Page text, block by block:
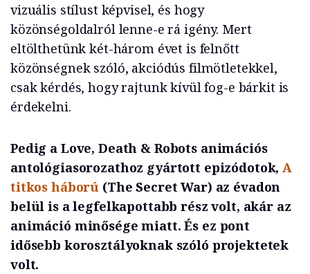
vizuális stílust képvisel, és hogy
közönségoldalról lenne-e rá igény. Mert
eltölthetünk két-három évet is felnőtt
közönségnek szóló, akciódús filmötletekkel,
csak kérdés, hogy rajtunk kívül fog-e bárkit is
érdekelni.
Pedig a Love, Death & Robots animációs
antológiasorozathoz gyártott epizódotok,A
titkos háború (The Secret War) az évadon
belül is a legfelkapottabb rész volt, akár az
animáció minősége miatt. És ez pont
idősebb korosztályoknak szóló projektetek
volt.